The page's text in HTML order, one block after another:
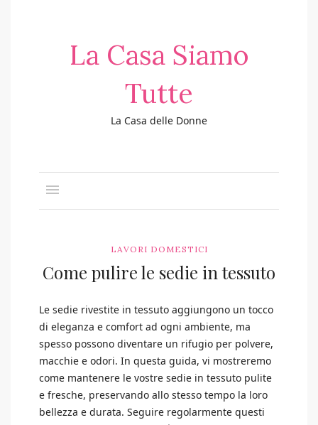
La Casa Siamo
Tutte
La Casa delle Donne
LAVORI DOMESTICI
Come pulire le sedie in tessuto
Le sedie rivestite in tessuto aggiungono un tocco
di eleganza e comfort ad ogni ambiente, ma
spesso possono diventare un rifugio per polvere,
macchie e odori. In questa guida, vi mostreremo
come mantenere le vostre sedie in tessuto pulite
e fresche, preservando allo stesso tempo la loro
bellezza e durata. Seguire regolarmente questi